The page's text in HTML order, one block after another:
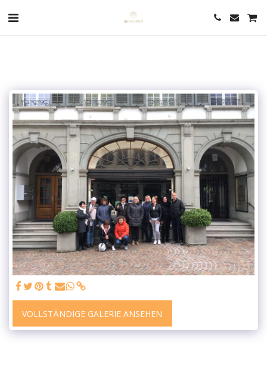
VOLLSTÄNDIGE GALERIE ANSEHEN